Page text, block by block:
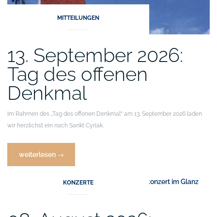
MITTEILUNGEN
13. September 2026:
Tag des offenen
Denkmal
Im Rahmen des „Tag des offenen Denkmal“ am 13. September 2026 laden
wir herzlichst ein nach Sankt Cyriak.
„13.
September
offenen
weiterlesen →
KONZERTE